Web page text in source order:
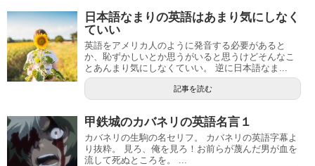
日本語なまりの英語はあまり気にしなく
ていい
英語をアメリカ人のように発音する必要があると
か、恥ずかしいとか思うがいると思うけどそんなこ
とあんまり気にしなくていい。 逆に日本語なま...
記事を読む
甲鉄城のカバネリの英語名言１
カバネリの生駒の名セリフ。 カバネリの英語字幕よ
り抜粋。 見ろ、俺を見ろ！お前らが蔑んだ男が血を
流して死ぬところを。 ...